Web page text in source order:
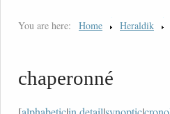
You are here: Home Heraldik
chaperonné